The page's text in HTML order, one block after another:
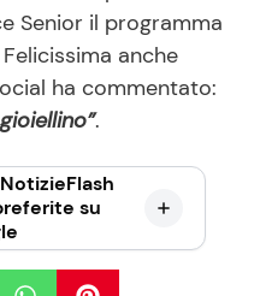
Senior il programma
anche
ha commentato:
.
su